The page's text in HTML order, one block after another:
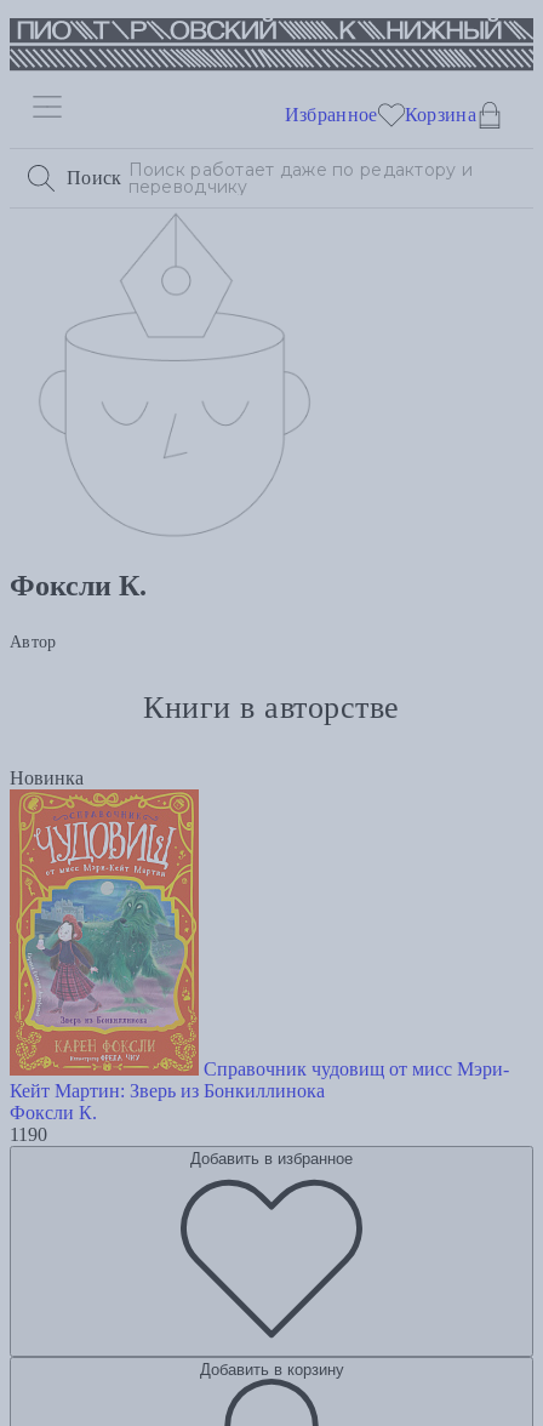
Поиск
Избранное Корзина
Фоксли К.
Автор
Книги в авторстве
Новинка
Справочник чудовищ от мисс Мэри-
Кейт Мартин: Зверь из Бонкиллинока
Фоксли К.
1190
Добавить в избранное
Добавить в корзину